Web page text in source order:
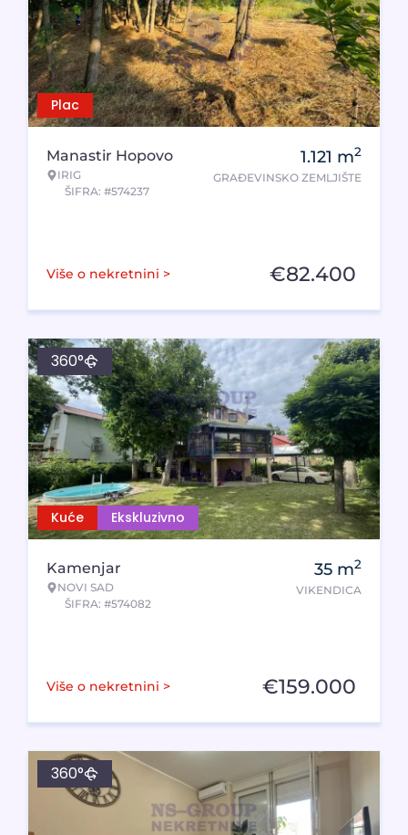
Plac
Manastir Hopovo
IRIG
ŠIFRA: #574237
1.121 m2
GRAĐEVINSKO ZEMLJIŠTE
Više o nekretnini > €82.400
Kuće Ekskluzivno
360°
Kamenjar
NOVI SAD
ŠIFRA: #574082
35 m2
VIKENDICA
Više o nekretnini > €159.000
360°